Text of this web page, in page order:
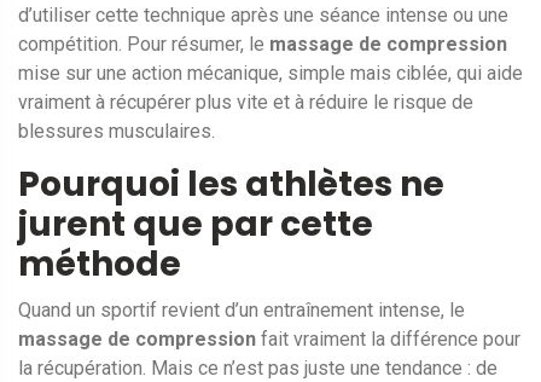
d’utiliser cette technique après une séance intense ou une
compétition. Pour résumer, le massage de compression
mise sur une action mécanique, simple mais ciblée, qui aide
vraiment à récupérer plus vite et à réduire le risque de
blessures musculaires.
Pourquoi les athlètes ne
jurent que par cette
méthode
Quand un sportif revient d’un entraînement intense, le
massage de compression fait vraiment la différence pour
la récupération. Mais ce n’est pas juste une tendance : de